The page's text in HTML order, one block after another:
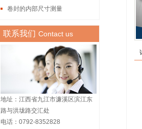
卷封的内部尺寸测量
联系我们 Contact us
地址：江西省九江市濂溪区滨江东
路与洪垅路交汇处
电话：0792-8352828